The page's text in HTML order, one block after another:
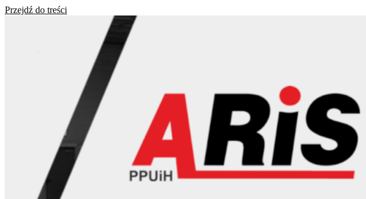
Przejdź do treści